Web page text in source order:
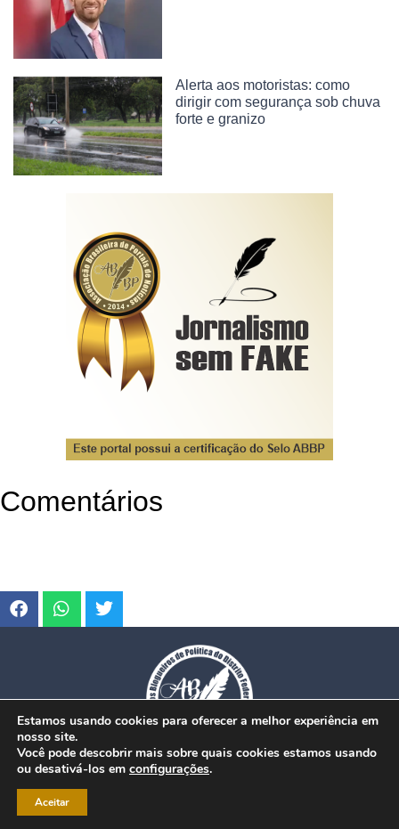
Alerta aos motoristas: como
dirigir com segurança sob chuva
forte e granizo
Comentários
© Copyright 2026. www.dfmobilidade.com.br - Todos os direitos reservados.
Estamos usando cookies para oferecer a melhor experiência em
nosso site.
Você pode descobrir mais sobre quais cookies estamos usando
ou desativá-los em configurações.
Aceitar